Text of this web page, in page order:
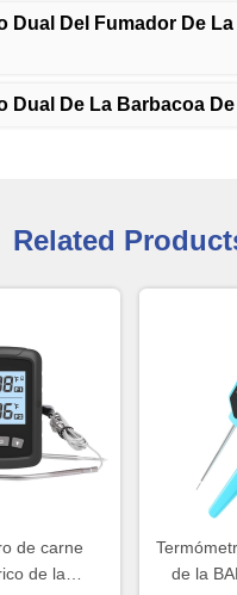
Dual Del Fumador De La
Dual De La Barbacoa
Related
de carne
de la
de la